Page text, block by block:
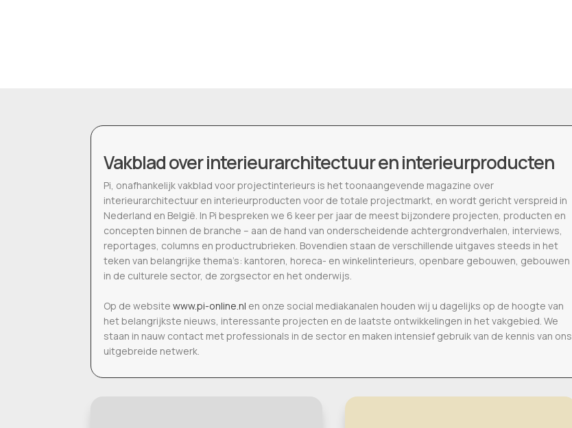
Vakblad over interieurarchitectuur en interieurproducten
Pi, onafhankelijk vakblad voor projectinterieurs is het toonaangevende magazine over
interieurarchitectuur en interieurproducten voor de totale projectmarkt, en wordt gericht verspreid in
Nederland en België. In Pi bespreken we 6 keer per jaar de meest bijzondere projecten, producten en
concepten binnen de branche – aan de hand van onderscheidende achtergrondverhalen, interviews,
reportages, columns en productrubrieken. Bovendien staan de verschillende uitgaves steeds in het
teken van belangrijke thema’s: kantoren, horeca- en winkelinterieurs, openbare gebouwen, gebouwen
in de culturele sector, de zorgsector en het onderwijs.
Op de website www.pi-online.nl en onze social mediakanalen houden wij u dagelijks op de hoogte van
het belangrijkste nieuws, interessante projecten en de laatste ontwikkelingen in het vakgebied. We
staan in nauw contact met professionals in de sector en maken intensief gebruik van de kennis van ons
uitgebreide netwerk.